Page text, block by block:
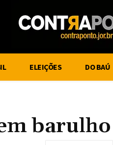
ELEIÇÕES DO BAÚ
barulho